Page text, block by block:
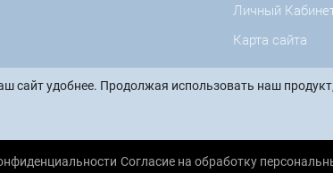
Личный
Карта сайта
Согласие на обработку
сайт удобнее. Продолжая использовать наш